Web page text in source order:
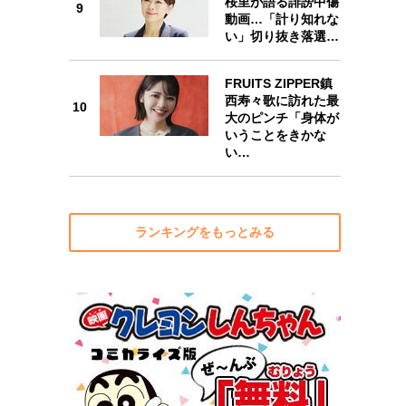
9
動画…「計り知れな
い」切り抜き落選…
10
FRUITS ZIPPER鎮
西寿々歌に訪れた最
大のピンチ「身体が
いうことをきかな
い…
ランキングをもっとみる